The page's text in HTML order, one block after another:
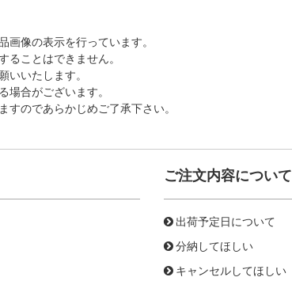
像の表示を行っています。
ることはできません。
いいたします。
場合がございます。
のであらかじめご了承下さい。
ご注文内容について
出荷予定日について
分納してほしい
キャンセルしてほしい